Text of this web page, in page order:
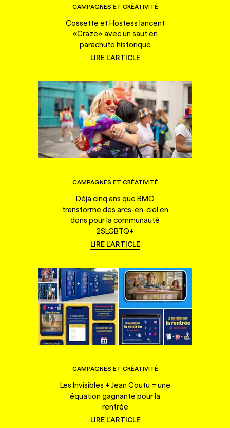
CAMPAGNES ET CRÉATIVITÉ
Cossette et Hostess lancent
«Craze» avec un saut en
parachute historique
LIRE L'ARTICLE
CAMPAGNES ET CRÉATIVITÉ
Déjà cinq ans que BMO
transforme des arcs-en-ciel en
dons pour la communauté
2SLGBTQ+
LIRE L'ARTICLE
CAMPAGNES ET CRÉATIVITÉ
Les Invisibles + Jean Coutu = une
équation gagnante pour la
rentrée
LIRE L'ARTICLE